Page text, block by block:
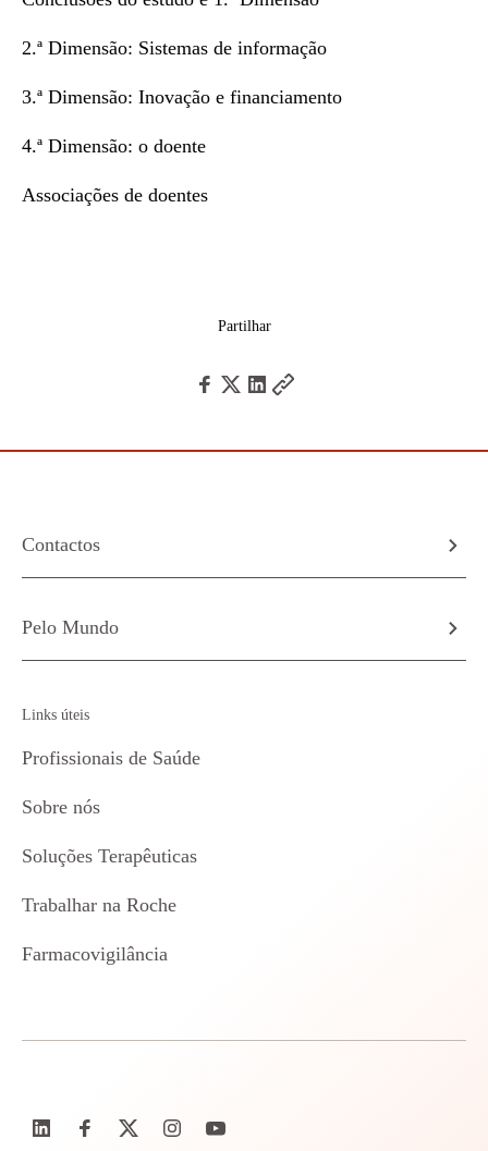
2.ª Dimensão: Sistemas de informação
3.ª Dimensão: Inovação e financiamento
4.ª Dimensão: o doente
Associações de doentes
Partilhar
Contactos
Pelo Mundo
Links úteis
Profissionais de Saúde
Sobre nós
Soluções Terapêuticas
Trabalhar na Roche
Farmacovigilância